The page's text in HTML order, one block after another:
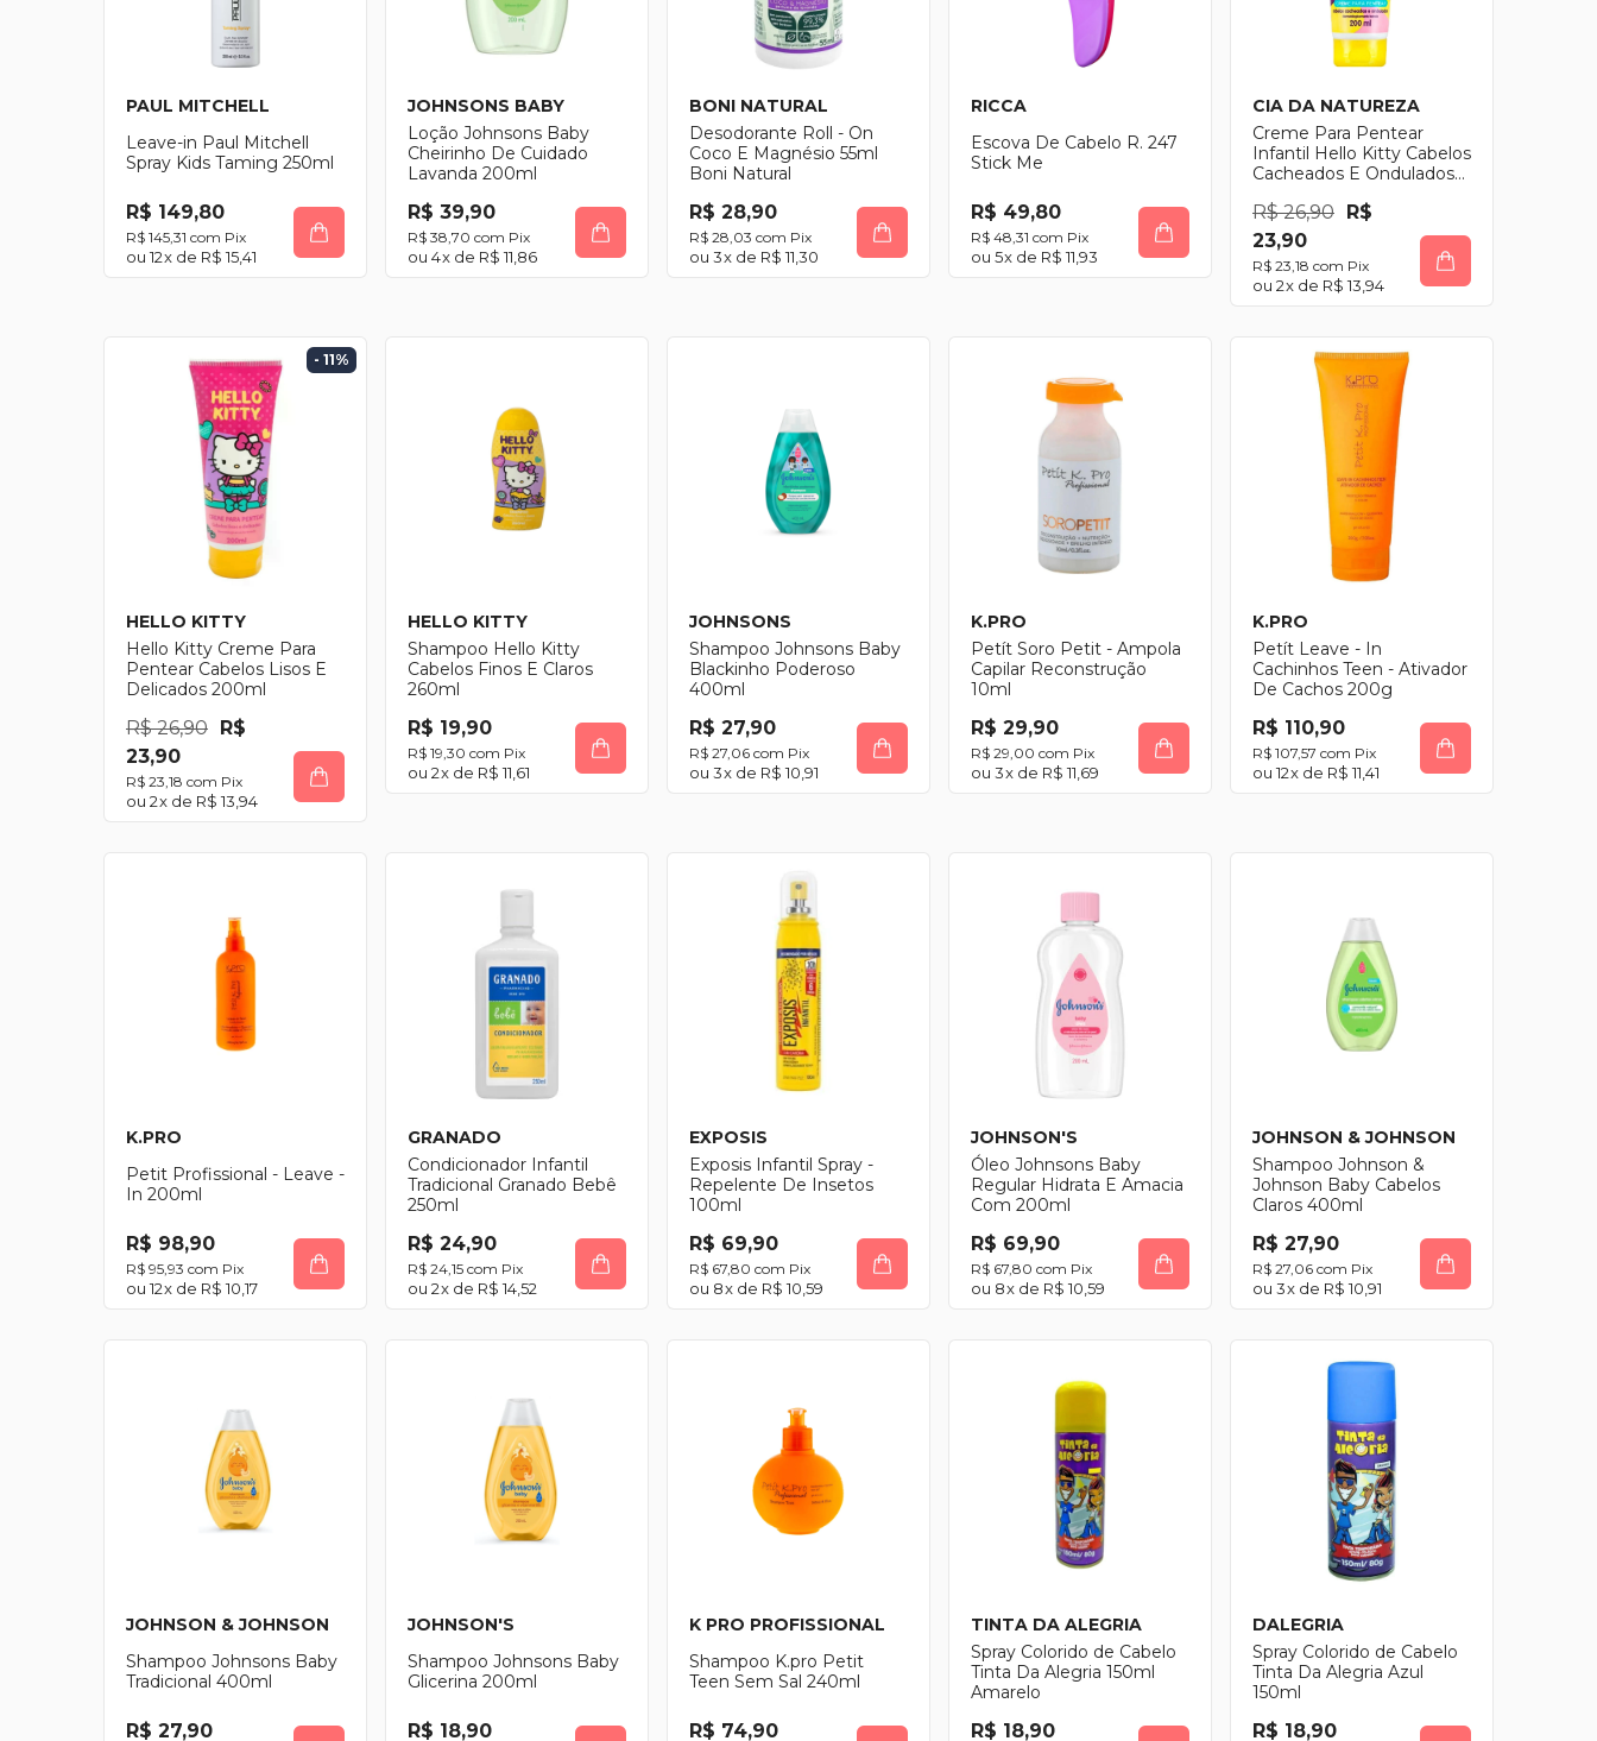
PAUL MITCHELL
Leave-in Paul Mitchell
Spray Kids Taming 250ml
R$ 149,80
R$ 145,31 com Pix
12x de R$ 15,41
JOHNSONS BABY
Loção Johnsons Baby
Cheirinho De Cuidado
Lavanda 200ml
R$ 39,90
R$ 38,70 com Pix
4x de R$ 11,86
BONI NATURAL
Desodorante Roll - On
Coco E Magnésio 55ml
Boni Natural
R$ 28,90
R$ 28,03 com Pix
3x de R$ 11,30
RICCA
Escova De Cabelo R. 247
Stick Me
R$ 49,80
R$ 48,31 com Pix
5x de R$ 11,93
CIA DA NATUREZA
Creme Para Pentear
Infantil Hello Kitty Cabelos
Cacheados E Ondulados
R$ 26,90 R$
23,90
R$ 23,18 com Pix
2x de R$ 13,94
- 11%
HELLO KITTY
Hello Kitty Creme Para
Pentear Cabelos Lisos E
Delicados 200ml
R$ 26,90 R$
23,90
R$ 23,18 com Pix
2x de R$ 13,94
HELLO KITTY
Shampoo Hello Kitty
Cabelos Finos E Claros
260ml
R$ 19,90
R$ 19,30 com Pix
2x de R$ 11,61
JOHNSONS
Shampoo Johnsons Baby
Blackinho Poderoso
400ml
R$ 27,90
R$ 27,06 com Pix
3x de R$ 10,91
K.PRO
Petít Soro Petit - Ampola
Capilar Reconstrução
10ml
R$ 29,90
R$ 29,00 com Pix
3x de R$ 11,69
K.PRO
Petít Leave - In
Cachinhos Teen - Ativador
De Cachos 200g
R$ 110,90
R$ 107,57 com Pix
12x de R$ 11,41
K.PRO
Petit Profissional - Leave -
In 200ml
R$ 98,90
R$ 95,93 com Pix
12x de R$ 10,17
GRANADO
Condicionador Infantil
Tradicional Granado Bebê
250ml
R$ 24,90
R$ 24,15 com Pix
2x de R$ 14,52
EXPOSIS
Exposis Infantil Spray -
Repelente De Insetos
100ml
R$ 69,90
R$ 67,80 com Pix
8x de R$ 10,59
JOHNSON'S
Óleo Johnsons Baby
Regular Hidrata E Amacia
Com 200ml
R$ 69,90
R$ 67,80 com Pix
8x de R$ 10,59
JOHNSON & JOHNSON
Shampoo Johnson &
Johnson Baby Cabelos
Claros 400ml
R$ 27,90
R$ 27,06 com Pix
3x de R$ 10,91
JOHNSON & JOHNSON
Shampoo Johnsons Baby
Tradicional 400ml
R$ 27,90
JOHNSON'S
Shampoo Johnsons Baby
Glicerina 200ml
R$ 18,90
K PRO PROFISSIONAL
Shampoo K.pro Petit
Teen Sem Sal 240ml
R$ 74,90
TINTA DA ALEGRIA
Spray Colorido de Cabelo
Tinta Da Alegria 150ml
Amarelo
R$ 18,90
DALEGRIA
Spray Colorido de Cabelo
Tinta Da Alegria Azul
150ml
R$ 18,90